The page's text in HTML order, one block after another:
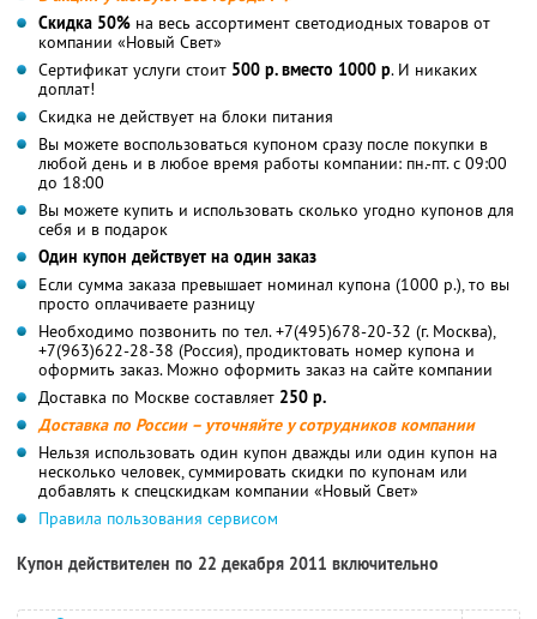
Скидка 50% на весь ассортимент светодиодных товаров от
компании «Новый Свет»
Сертификат услуги стоит 500 р. вместо 1000 р. И никаких
доплат!
Скидка не действует на блоки питания
Вы можете воспользоваться купоном сразу после покупки в
любой день и в любое время работы компании: пн.-пт. с 09:00
до 18:00
Вы можете купить и использовать сколько угодно купонов для
себя и в подарок
Один купон действует на один заказ
Если сумма заказа превышает номинал купона (1000 р.), то вы
просто оплачиваете разницу
Необходимо позвонить по тел. +7(495)678-20-32 (г. Москва),
+7(963)622-28-38 (Россия), продиктовать номер купона и
оформить заказ. Можно оформить заказ на сайте компании
Доставка по Москве составляет 250 р.
Доставка по России – уточняйте у сотрудников компании
Нельзя использовать один купон дважды или один купон на
несколько человек, суммировать скидки по купонам или
добавлять к спецскидкам компании «Новый Свет»
Правила пользования сервисом
Купон действителен по 22 декабря 2011 включительно